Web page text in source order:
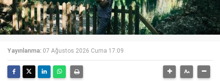
Yayınlanma: 07 Ağustos 2026 Cuma 17:09